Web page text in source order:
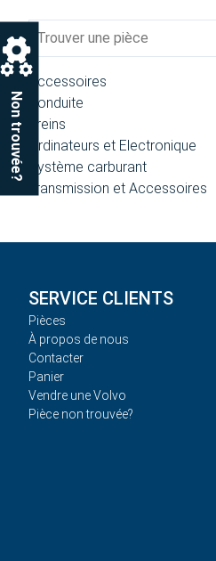
Accessoires
Conduite
Freins
Ordinateurs et Electronique
Système carburant
Transmission et Accessoires
SERVICE CLIENTS
Pièces
À propos de nous
Contacter
Panier
Vendre une Volvo
Pièce non trouvée?
Non trouvée?